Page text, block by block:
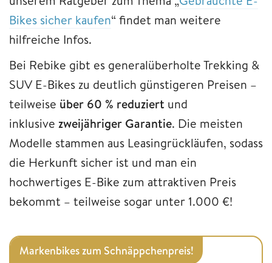
Bikes sicher kaufen“ findet man weitere
hilfreiche Infos.
Bei Rebike gibt es generalüberholte Trekking &
SUV E-Bikes zu deutlich günstigeren Preisen –
teilweise über 60 % reduziert und
inklusive zweijähriger Garantie. Die meisten
Modelle stammen aus Leasingrückläufen, sodass
die Herkunft sicher ist und man ein
hochwertiges E-Bike zum attraktiven Preis
bekommt – teilweise sogar unter 1.000 €!
Markenbikes zum Schnäppchenpreis!